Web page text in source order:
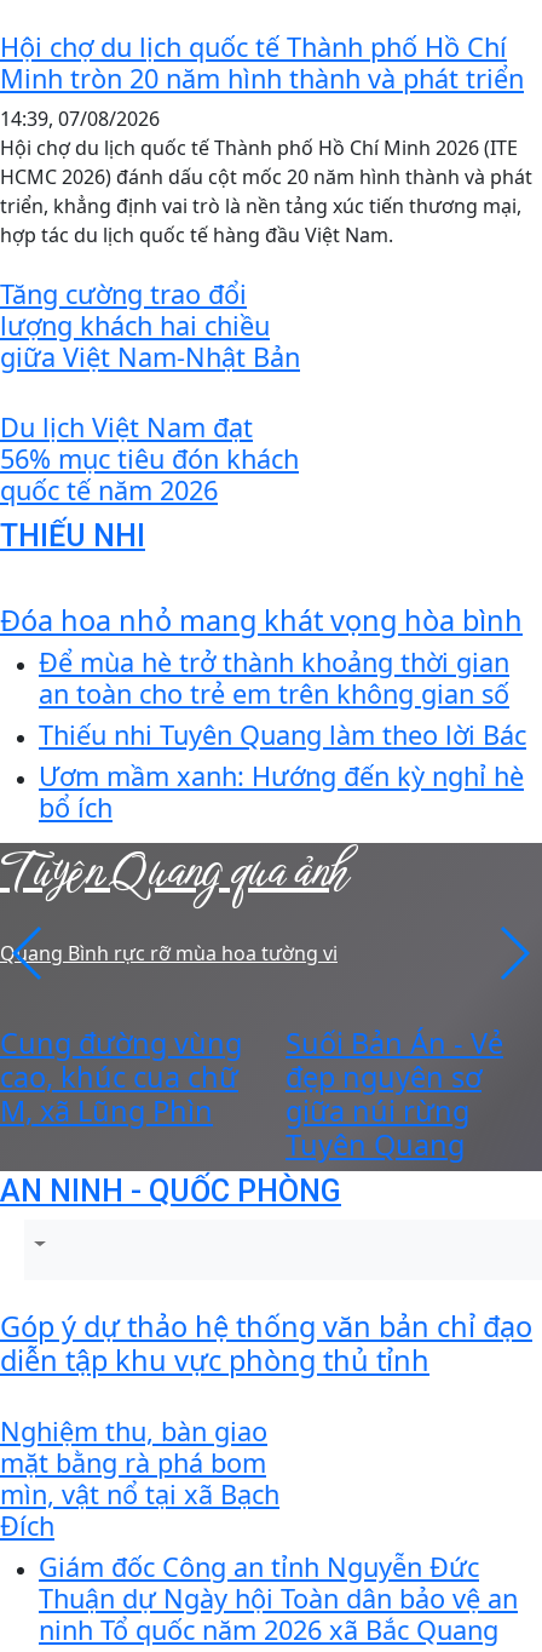
Hội chợ du lịch quốc tế Thành phố Hồ Chí
Minh tròn 20 năm hình thành và phát triển
14:39, 07/08/2026
Hội chợ du lịch quốc tế Thành phố Hồ Chí Minh 2026 (ITE
HCMC 2026) đánh dấu cột mốc 20 năm hình thành và phát
triển, khẳng định vai trò là nền tảng xúc tiến thương mại,
hợp tác du lịch quốc tế hàng đầu Việt Nam.
Tăng cường trao đổi
lượng khách hai chiều
giữa Việt Nam-Nhật Bản
Du lịch Việt Nam đạt
56% mục tiêu đón khách
quốc tế năm 2026
THIẾU NHI
Đóa hoa nhỏ mang khát vọng hòa bình
Để mùa hè trở thành khoảng thời gian
an toàn cho trẻ em trên không gian số
Thiếu nhi Tuyên Quang làm theo lời Bác
Ươm mầm xanh: Hướng đến kỳ nghỉ hè
bổ ích
Tuyên Quang qua ảnh
Quang Bình rực rỡ mùa hoa tường vi
Cung đường vùng
cao, khúc cua chữ
M, xã Lũng Phìn
Suối Bản Án - Vẻ
đẹp nguyên sơ
giữa núi rừng
Tuyên Quang
AN NINH - QUỐC PHÒNG
Góp ý dự thảo hệ thống văn bản chỉ đạo
diễn tập khu vực phòng thủ tỉnh
Nghiệm thu, bàn giao
mặt bằng rà phá bom
mìn, vật nổ tại xã Bạch
Đích
Giám đốc Công an tỉnh Nguyễn Đức
Thuận dự Ngày hội Toàn dân bảo vệ an
ninh Tổ quốc năm 2026 xã Bắc Quang